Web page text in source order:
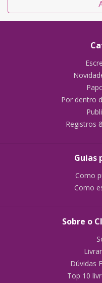
Por dentro
Registros
Guias
Como
Como
Sobre o
Dúvidas
Top 10